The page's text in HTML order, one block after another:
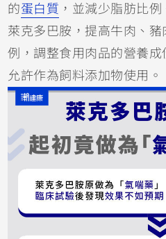
的蛋白質 ，並減少脂肪比
萊克多巴胺，提高牛肉、
例，調整食用肉品的營養
允許作為飼料添加物使用。